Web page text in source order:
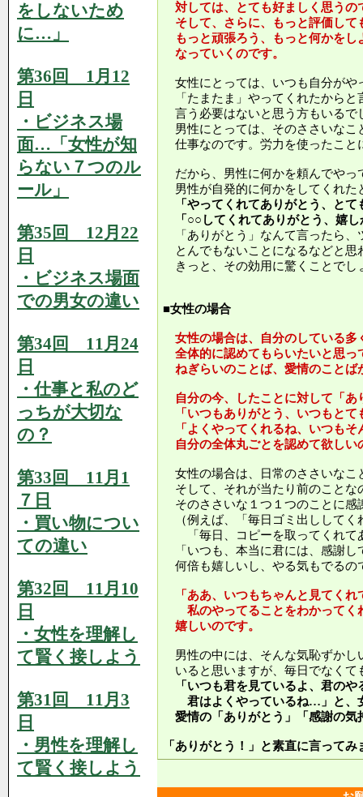
をしないため
に…」
第36回 1月12
日
・ビジネス場
面…「女性が知
らない７つのル
ール」
第35回 12月22
日
・ビジネス場面
での男女の違い
第34回 11月24
日
・仕事と私のど
っちが大切な
の？
第33回 11月1
７日
・買い物につい
ての違い
第32回 11月10
日
・女性を理解し
て賢く接しよう
第31回 11月3
日
・男性を理解し
て賢く接しよう
対しては、とても好ましく思うの
そして、さらに、もっと評価して
もっと頑張ろう、もっと何かをし
なっていくのです。
女性にとっては、いつも自分がや
「たまたま」やってくれたからと
言う必要はないと思う方もいるで
男性にとっては、そのささいなこ
仕事なのです。労力を使ったこと
だから、男性に何かを頼んでやっ
男性が自発的に何かをしてくれた
「やってくれてありがとう、とて
「○○してくれてありがとう、嬉し
「ありがとう」なんて言ったら、
とんでもないことになるなどと思
きっと、その効用に驚くことでし
■女性の場合
女性の場合は、自分のしている多
全体的に認めてもらいたいと思っ
ねぎらいのことば、愛情のことば
自分の今、したことに対して「あ
「いつもありがとう、いつもとて
「よくやってくれるね、いつもそ
自分の全体丸ごとを認めて欲しい
女性の場合は、日常のささいなこ
そして、それが当たり前のことな
そのささいな１つ１つのことに感
（例えば、「毎日ゴミ出ししてく
「毎日、コピーを取ってくれて
「いつも、本当に君には、感謝し
何倍も嬉しいし、やる気もでるの
「ああ、いつもちゃんと見てくれ
私のやってることをわかってく
嬉しいのです。
男性の中には、そんな気恥ずかし
いると思いますが、毎日でなくて
「いつも君を見ているよ、君のや
君はよくやっているね…」と、
愛情の「ありがとう」「感謝の気
「ありがとう！」と素直に言ってみ